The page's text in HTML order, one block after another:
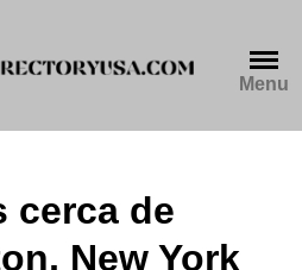
Menu
cerca de
New York